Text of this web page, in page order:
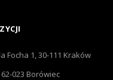
Focha 1, 30-111 Kraków
023 Borówiec